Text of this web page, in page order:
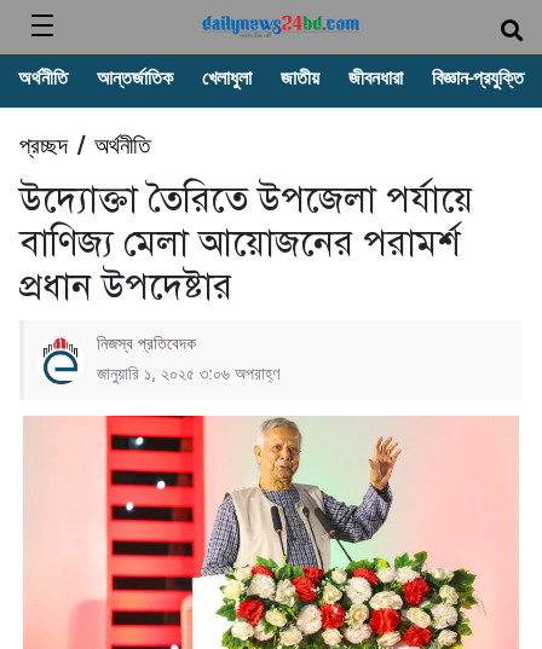
অর্থনীতি আন্তর্জাতিক খেলাধুলা জাতীয় জীবনধারা বিজ্ঞান-প্রযুক্তি
প্রচ্ছদ/ অর্থনীতি
উদ্যোক্তা তৈরিতে উপজেলা পর্যায়ে
বাণিজ্য মেলা আয়োজনের পরামর্শ
প্রধান উপদেষ্টার
নিজস্ব প্রতিবেদক
জানুয়ারি ১, ২০২৫ ৩:০৬ অপরাহ্ণ